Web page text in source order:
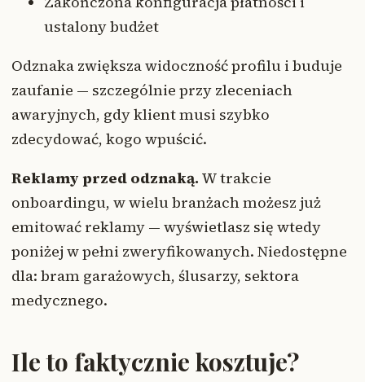
ustalony budżet
Odznaka zwiększa widoczność profilu i buduje
zaufanie — szczególnie przy zleceniach
awaryjnych, gdy klient musi szybko
zdecydować, kogo wpuścić.
Reklamy przed odznaką. W trakcie
onboardingu, w wielu branżach możesz już
emitować reklamy — wyświetlasz się wtedy
poniżej w pełni zweryfikowanych. Niedostępne
dla: bram garażowych, ślusarzy, sektora
medycznego.
Ile to faktycznie kosztuje?